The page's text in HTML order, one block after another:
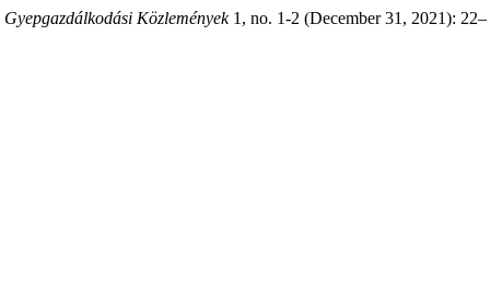
Gyepgazdálkodási Közlemények1, no. 1-2 (December 31, 2021): 22–